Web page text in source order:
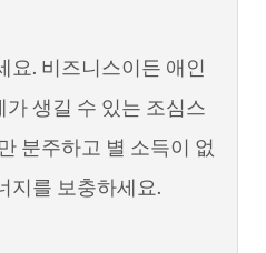
요. 비즈니스이든 애인
생길 수 있는 조심스
분주하고 별 소득이 없
지를 보충하세요.